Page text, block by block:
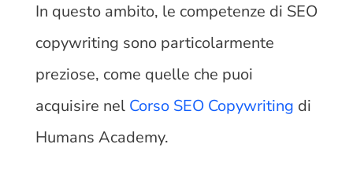
In questo ambito, le competenze di SEO
copywriting sono particolarmente
preziose, come quelle che puoi
acquisire nelCorso SEO Copywriting di
Humans Academy.